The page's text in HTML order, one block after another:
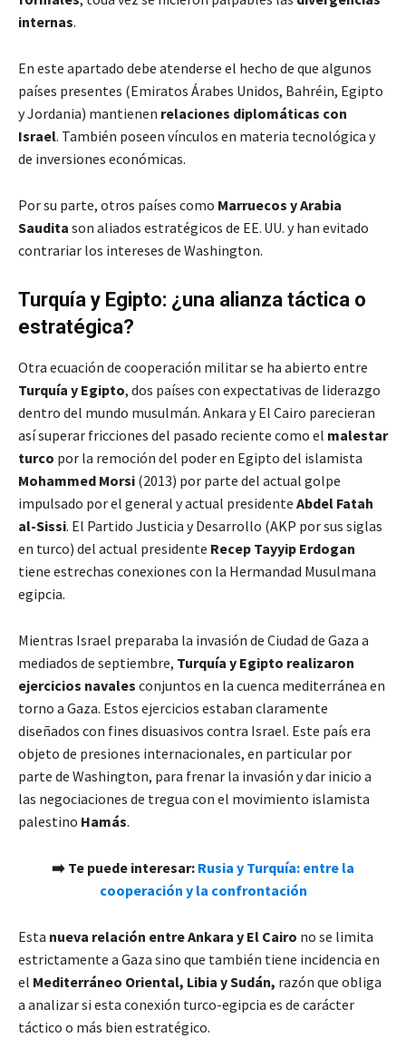
internas.
En este apartado debe atenderse el hecho de que algunos
países presentes (Emiratos Árabes Unidos, Bahréin, Egipto
y Jordania) mantienen relaciones diplomáticas con
Israel. También poseen vínculos en materia tecnológica y
de inversiones económicas.
Por su parte, otros países como Marruecos y Arabia
Saudita son aliados estratégicos de EE. UU. y han evitado
contrariar los intereses de Washington.
Turquía y Egipto: ¿una alianza táctica o
estratégica?
Otra ecuación de cooperación militar se ha abierto entre
Turquía y Egipto, dos países con expectativas de liderazgo
dentro del mundo musulmán. Ankara y El Cairo parecieran
así superar fricciones del pasado reciente como el malestar
turco por la remoción del poder en Egipto del islamista
Mohammed Morsi (2013) por parte del actual golpe
impulsado por el general y actual presidente Abdel Fatah
al-Sissi. El Partido Justicia y Desarrollo (AKP por sus siglas
en turco) del actual presidente Recep Tayyip Erdogan
tiene estrechas conexiones con la Hermandad Musulmana
egipcia.
Mientras Israel preparaba la invasión de Ciudad de Gaza a
mediados de septiembre, Turquía y Egipto realizaron
ejercicios navales conjuntos en la cuenca mediterránea en
torno a Gaza. Estos ejercicios estaban claramente
diseñados con fines disuasivos contra Israel. Este país era
objeto de presiones internacionales, en particular por
parte de Washington, para frenar la invasión y dar inicio a
las negociaciones de tregua con el movimiento islamista
palestino Hamás.
➡️ Te puede interesar: Rusia y Turquía: entre la
cooperación y la confrontación
Esta nueva relación entre Ankara y El Cairo no se limita
estrictamente a Gaza sino que también tiene incidencia en
el Mediterráneo Oriental, Libia y Sudán, razón que obliga
a analizar si esta conexión turco-egipcia es de carácter
táctico o más bien estratégico.